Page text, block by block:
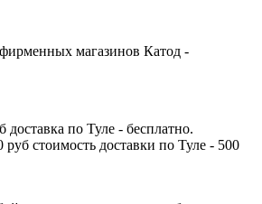
магазинов Катод -
доставка по Туле - бесплатно.
руб стоимость доставки по Туле - 500